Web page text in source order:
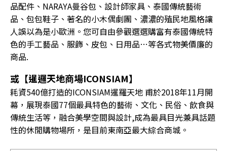
品配件、NARAYA曼谷包、設計師家具、泰國傳統藝術
品、包包鞋子、著名的小木偶劇團、濃濃的殖民地風格讓
人誤以為是小歐洲。您可自由參觀選選購富有泰國傳統特
色的手工藝品、服飾、皮包、日用品…等各式物美價廉的
商品.
或【暹邏天地商場ICONSIAM】
耗資540億打造的ICONSIAM暹羅天地 甫於2018年11月開
幕，展現泰國77個最具特色的藝術、文化、民俗、飲食與
傳統生活等，融合美學空間與設計,成為最具目光兼具話題
性的休閒購物場所，是目前東南亞最大綜合商城。